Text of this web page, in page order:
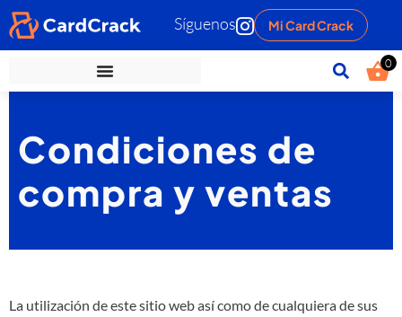
Síguenos Mi Card Crack
0
Condiciones de
compra y ventas
La utilización de este sitio web así como de cualquiera de sus